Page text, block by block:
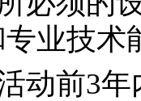
业技术
动前3